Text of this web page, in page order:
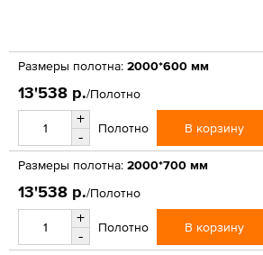
Размеры полотна: 2000*600 мм
13'538 р./Полотно
+
-
Полотно В корзину
Размеры полотна: 2000*700 мм
13'538 р./Полотно
+
-
Полотно В корзину